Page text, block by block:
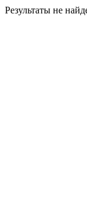
Результаты не